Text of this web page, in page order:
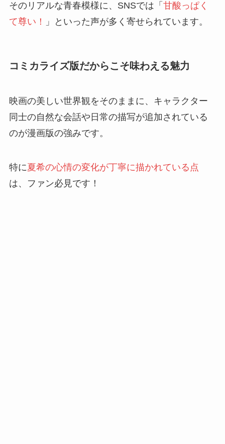
そのリアルな青春模様に、SNSでは「 甘酸っぱく
て尊い！
」といった声が多く寄せられています。
コミカライズ版だからこそ味わえる魅力
映画の美しい世界観をそのままに、キャラクター
同士の自然な会話や日常の描写が追加されている
のが漫画版の強みです。
特に夏希の心情の変化が丁寧に描かれている点
は、ファン必見です！